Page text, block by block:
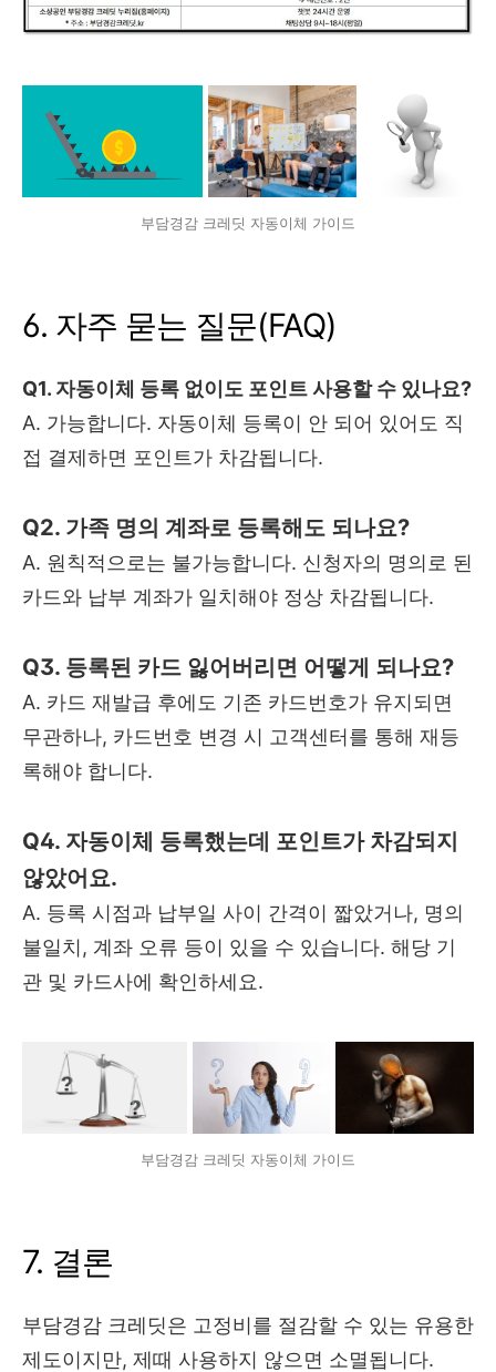
부담경감 크레딧 자동이체 가이드
6. 자주 묻는 질문(FAQ)
Q1. 자동이체 등록 없이도 포인트 사용할 수 있나요?
A. 가능합니다. 자동이체 등록이 안 되어 있어도 직
접 결제하면 포인트가 차감됩니다.
Q2. 가족 명의 계좌로 등록해도 되나요?
A. 원칙적으로는 불가능합니다. 신청자의 명의로 된
카드와 납부 계좌가 일치해야 정상 차감됩니다.
Q3. 등록된 카드 잃어버리면 어떻게 되나요?
A. 카드 재발급 후에도 기존 카드번호가 유지되면
무관하나, 카드번호 변경 시 고객센터를 통해 재등
록해야 합니다.
Q4. 자동이체 등록했는데 포인트가 차감되지
않았어요.
A. 등록 시점과 납부일 사이 간격이 짧았거나, 명의
불일치, 계좌 오류 등이 있을 수 있습니다. 해당 기
관 및 카드사에 확인하세요.
부담경감 크레딧 자동이체 가이드
7. 결론
부담경감 크레딧은 고정비를 절감할 수 있는 유용한
제도이지만, 제때 사용하지 않으면 소멸됩니다.